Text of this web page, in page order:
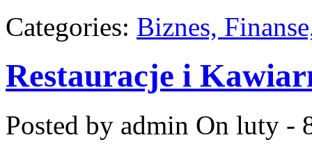
Categories: Biznes,
Restauracje i
Posted by admin On luty -